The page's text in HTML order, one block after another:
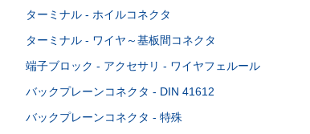
ターミナル - ホイルコネクタ
ターミナル - ワイヤ～基板間コネクタ
端子ブロック - アクセサリ - ワイヤフェルール
バックプレーンコネクタ - DIN 41612
バックプレーンコネクタ - 特殊